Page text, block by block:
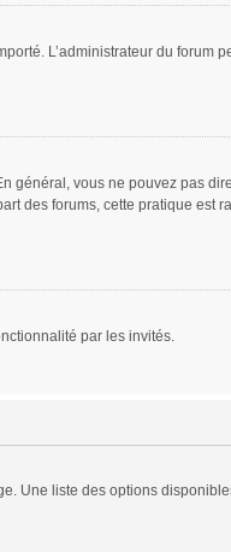
L’administrateur du forum
général, vous ne pouvez pas
des forums, cette pratique est
par les invités.
Une liste des options